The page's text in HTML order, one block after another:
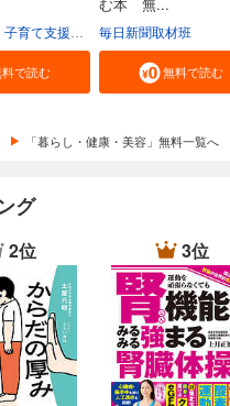
東京都
で読む
毎日新聞取材班
無料で読む
「暮らし・健康・美容」無料一覧へ
グ
2位 3位